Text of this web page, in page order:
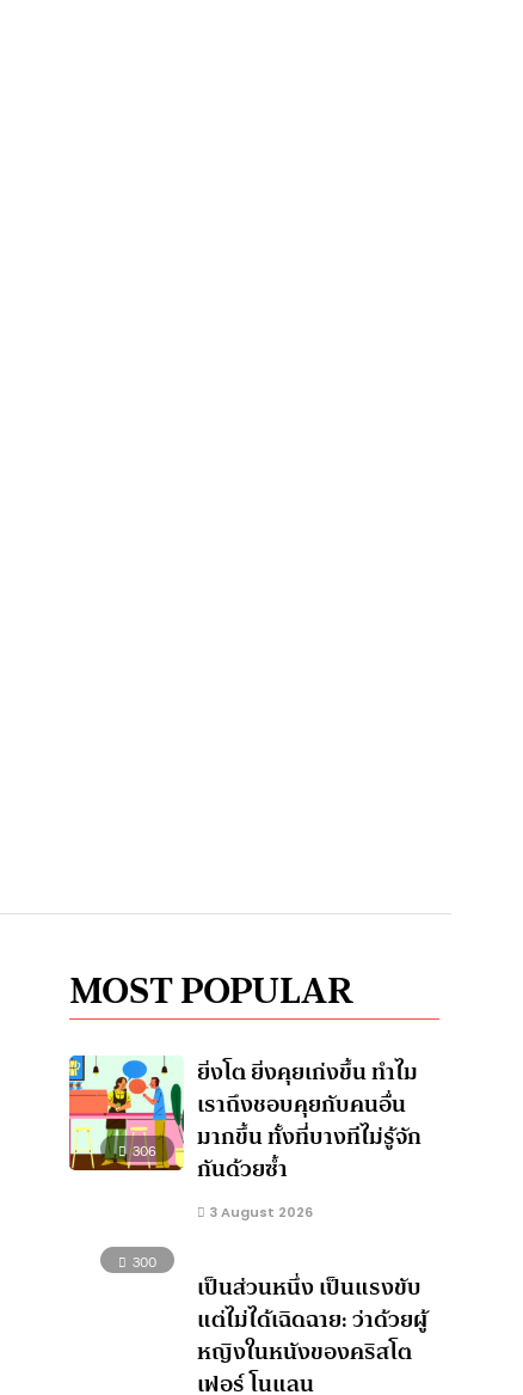
MOST POPULAR
306
ยิ่งโต ยิ่งคุยเก่งขึ้น ทำไม
เราถึงชอบคุยกับคนอื่น
มากขึ้น ทั้งที่บางทีไม่รู้จัก
กันด้วยซ้ำ
3 August 2026
300
เป็นส่วนหนึ่ง เป็นแรงขับ
แต่ไม่ได้เฉิดฉาย: ว่าด้วยผู้
หญิงในหนังของคริสโต
เฟอร์ โนแลน